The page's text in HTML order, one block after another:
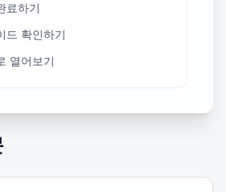
료하기
드 확인하기
열어보기